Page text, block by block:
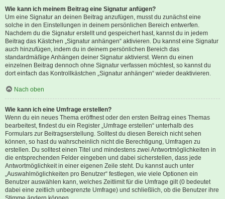
Wie kann ich meinem Beitrag eine Signatur anfügen?
Um eine Signatur an deinen Beitrag anzufügen, musst du zunächst eine
solche in den Einstellungen in deinem persönlichen Bereich entwerfen.
Nachdem du die Signatur erstellt und gespeichert hast, kannst du in jedem
Beitrag das Kästchen „Signatur anhängen“ aktivieren. Du kannst eine Signatur
auch hinzufügen, indem du in deinem persönlichen Bereich das
standardmäßige Anhängen deiner Signatur aktivierst. Wenn du einen
einzelnen Beitrag dennoch ohne Signatur verfassen möchtest, so kannst du
dort einfach das Kontrollkästchen „Signatur anhängen“ wieder deaktivieren.
Nach oben
Wie kann ich eine Umfrage erstellen?
Wenn du ein neues Thema eröffnest oder den ersten Beitrag eines Themas
bearbeitest, findest du ein Register „Umfrage erstellen“ unterhalb des
Formulars zur Beitragserstellung. Solltest du diesen Bereich nicht sehen
können, so hast du wahrscheinlich nicht die Berechtigung, Umfragen zu
erstellen. Du solltest einen Titel und mindestens zwei Antwortmöglichkeiten in
die entsprechenden Felder eingeben und dabei sicherstellen, dass jede
Antwortmöglichkeit in einer eigenen Zeile steht. Du kannst auch unter
„Auswahlmöglichkeiten pro Benutzer“ festlegen, wie viele Optionen ein
Benutzer auswählen kann, welches Zeitlimit für die Umfrage gilt (0 bedeutet
dabei eine zeitlich unbegrenzte Umfrage) und schließlich, ob die Benutzer ihre